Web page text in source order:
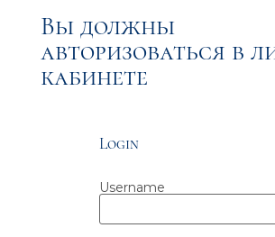
Вы должны
авторизоваться в
кабинете
Login
Username